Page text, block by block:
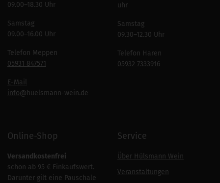
09.00–18.30 Uhr
Samstag
09.00–16.00 Uhr
Telefon Meppen
05931 847571
E-Mail
info@huelsmann-wein.de
uhr
Samstag
09.30–12.30 Uhr
Telefon Haren
05932 7333916
Online-Shop
Versandkostenfrei
schon ab 95 € Einkaufswert.
Darunter gilt eine Pauschale
Service
Über Hülsmann Wein
Veranstaltungen